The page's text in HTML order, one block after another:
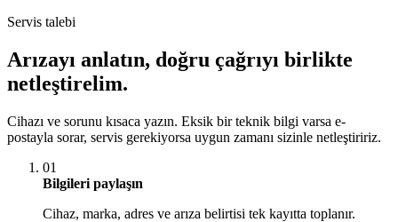
Servis talebi
Arızayı anlatın, doğru çağrıyı birlikte
netleştirelim.
Cihazı ve sorunu kısaca yazın. Eksik bir teknik bilgi varsa e-
postayla sorar, servis gerekiyorsa uygun zamanı sizinle netleştiririz.
01
Bilgileri paylaşın
Cihaz, marka, adres ve arıza belirtisi tek kayıtta toplanır.